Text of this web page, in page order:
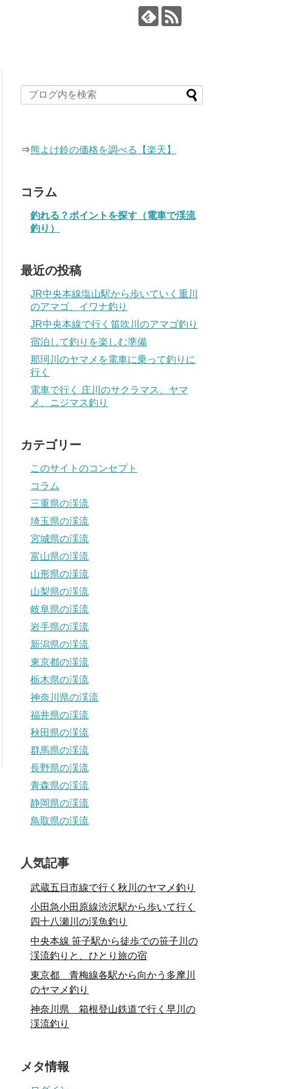
⇒熊よけ鈴の価格を調べる【楽天】
コラム
釣れる？ポイントを探す（電車で渓流
釣り）
最近の投稿
JR中央本線塩山駅から歩いていく重川
のアマゴ、イワナ釣り
JR中央本線で行く笛吹川のアマゴ釣り
宿泊して釣りを楽しむ準備
那珂川のヤマメを電車に乗って釣りに
行く
電車で行く 庄川のサクラマス、ヤマ
メ、ニジマス釣り
カテゴリー
このサイトのコンセプト
コラム
三重県の渓流
埼玉県の渓流
宮城県の渓流
富山県の渓流
山形県の渓流
山梨県の渓流
岐阜県の渓流
岩手県の渓流
新潟県の渓流
東京都の渓流
栃木県の渓流
神奈川県の渓流
福井県の渓流
秋田県の渓流
群馬県の渓流
長野県の渓流
青森県の渓流
静岡県の渓流
鳥取県の渓流
人気記事
武蔵五日市線で行く秋川のヤマメ釣り
小田急小田原線渋沢駅から歩いて行く
四十八瀬川の渓魚釣り
中央本線 笹子駅から徒歩での笹子川の
渓流釣りと、ひとり旅の宿
東京都 青梅線各駅から向かう多摩川
のヤマメ釣り
神奈川県 箱根登山鉄道で行く早川の
渓流釣り
メタ情報